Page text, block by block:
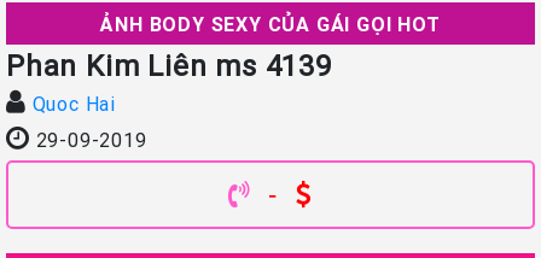
ẢNH BODY SEXY CỦA GÁI GỌI HOT
Phan Kim Liên ms 4139
Quoc Hai
29-09-2019
-